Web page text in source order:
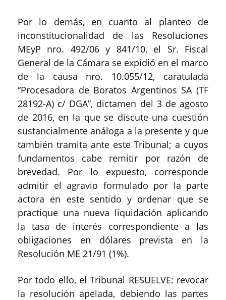
Por lo demás, en cuanto al planteo de
inconstitucionalidad de las Resoluciones
MEyP nro. 492/06 y 841/10, el Sr. Fiscal
General de la Cámara se expidió en el marco
de la causa nro. 10.055/12, caratulada
“Procesadora de Boratos Argentinos SA (TF
28192-A) c/ DGA”, dictamen del 3 de agosto
de 2016, en la que se discute una cuestión
sustancialmente análoga a la presente y que
también tramita ante este Tribunal; a cuyos
fundamentos cabe remitir por razón de
brevedad. Por lo expuesto, corresponde
admitir el agravio formulado por la parte
actora en este sentido y ordenar que se
practique una nueva liquidación aplicando
la tasa de interés correspondiente a las
obligaciones en dólares prevista en la
Resolución ME 21/91 (1%).
Por todo ello, el Tribunal RESUELVE: revocar
la resolución apelada, debiendo las partes